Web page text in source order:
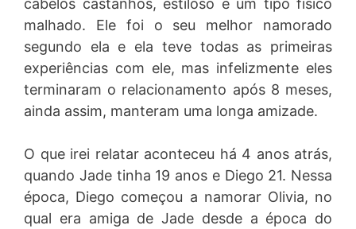
cabelos castanhos, estiloso e um tipo físico
malhado. Ele foi o seu melhor namorado
segundo ela e ela teve todas as primeiras
experiências com ele, mas infelizmente eles
terminaram o relacionamento após 8 meses,
ainda assim, manteram uma longa amizade.
O que irei relatar aconteceu há 4 anos atrás,
quando Jade tinha 19 anos e Diego 21. Nessa
época, Diego começou a namorar Olivia, no
qual era amiga de Jade desde a época do